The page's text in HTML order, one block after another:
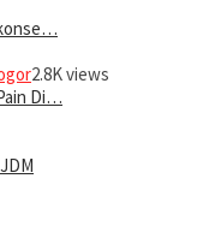
2.8K views
Di…